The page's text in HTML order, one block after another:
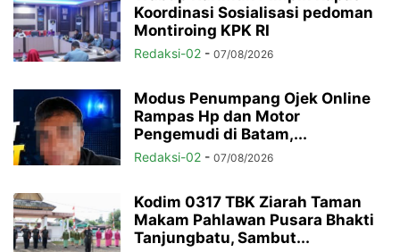
Koordinasi Sosialisasi pedoman
Montiroing KPK RI
Redaksi-02 - 07/08/2026
Modus Penumpang Ojek Online
Rampas Hp dan Motor
Pengemudi di Batam,...
Redaksi-02 - 07/08/2026
Kodim 0317 TBK Ziarah Taman
Makam Pahlawan Pusara Bhakti
Tanjungbatu, Sambut...